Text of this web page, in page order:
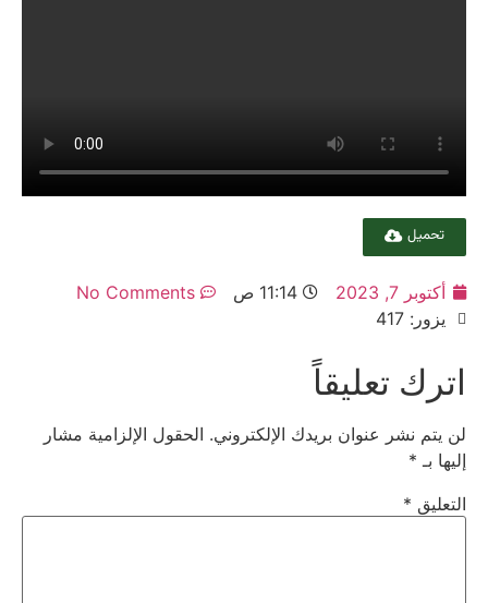
تحميل
أكتوبر 7, 2023 11:14 ص
No Comments
يزور: 417
اترك تعليقاً
لن يتم نشر عنوان بريدك الإلكتروني. الحقول الإلزامية مشار
إليها بـ *
التعليق *